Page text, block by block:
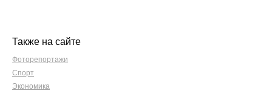
Также на сайте
Фоторепортажи
Спорт
Экономика